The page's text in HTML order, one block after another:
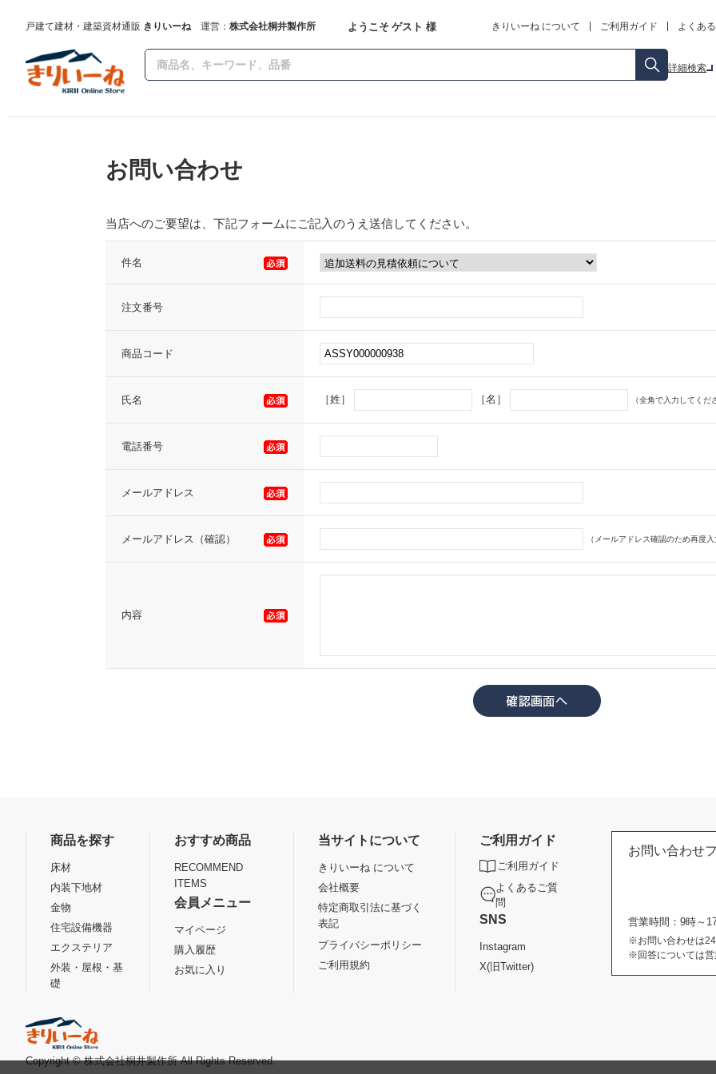
戸建て建材・建築資材通販 きりいーね運営： 株式会社桐井製作所 ようこそ ゲスト 様 きりいーね について ご利用ガイド よくあ
詳細検索
お問い合わせ
当店へのご要望は、下記フォームにご記入のうえ送信してください。
件名
注文番号
商品コード
氏名 ［姓］ ［名］ （全角で入力してくだ
電話番号
メールアドレス
メールアドレス（確認） （メールアドレス確認のため再度
内容
商品を探す
床材
内装下地材
金物
住宅設備機器
エクステリア
外装・屋根・基
礎
おすすめ商品
RECOMMEND
ITEMS
会員メニュー
マイページ
購入履歴
お気に入り
当サイトについて
きりいーね について
会社概要
特定商取引法に基づく
表記
プライバシーポリシー
ご利用規約
ご利用ガイド
ご利用ガイド
よくあるご質
問
SNS
Instagram
X(旧Twitter)
Copyright © 株式会社桐井製作所 All Rights Reserved.
お問い合わせ
営業時間：9時～
※お問い合わせは24
※回答については営